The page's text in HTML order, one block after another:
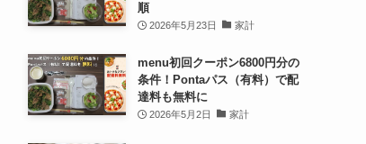
順
2026年5月23日 家計
menu初回クーポン6800円分の
条件！Pontaパス（有料）で配
達料も無料に
2026年5月2日 家計